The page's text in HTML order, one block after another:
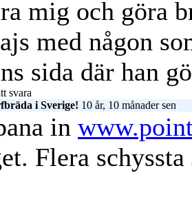
mig och göra
med någon
sida där han
svara
i Sverige! 10 år, 10 månader sen
in
Flera